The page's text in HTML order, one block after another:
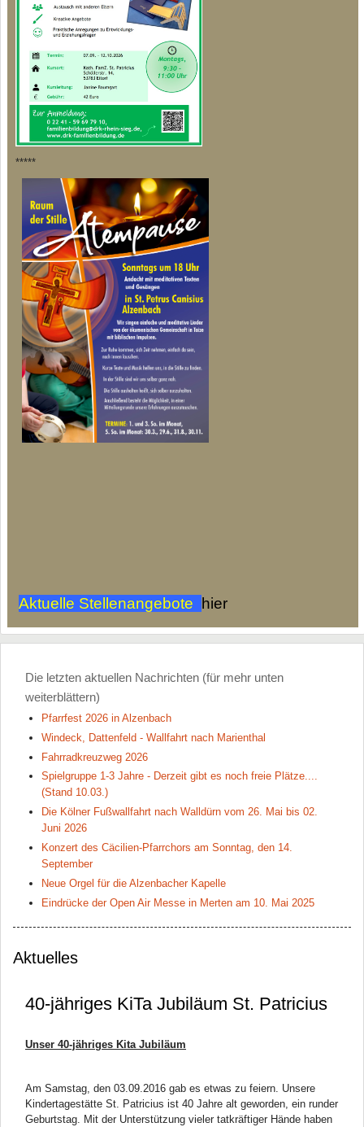
*****
Aktuelle Stellenangebote hier
Die letzten aktuellen Nachrichten (für mehr unten
weiterblättern)
Pfarrfest 2026 in Alzenbach
Windeck, Dattenfeld - Wallfahrt nach Marienthal
Fahrradkreuzweg 2026
Spielgruppe 1-3 Jahre - Derzeit gibt es noch freie Plätze....
(Stand 10.03.)
Die Kölner Fußwallfahrt nach Walldürn vom 26. Mai bis 02.
Juni 2026
Konzert des Cäcilien-Pfarrchors am Sonntag, den 14.
September
Neue Orgel für die Alzenbacher Kapelle
Eindrücke der Open Air Messe in Merten am 10. Mai 2025
Aktuelles
40-jähriges KiTa Jubiläum St. Patricius
Unser 40-jähriges Kita Jubiläum
Am Samstag, den 03.09.2016 gab es etwas zu feiern. Unsere
Kindertagestätte St. Patricius ist 40 Jahre alt geworden, ein runder
Geburtstag. Mit der Unterstützung vieler tatkräftiger Hände haben